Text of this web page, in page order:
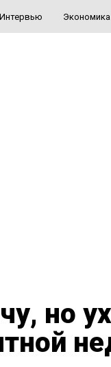
Интервью Экономика
но